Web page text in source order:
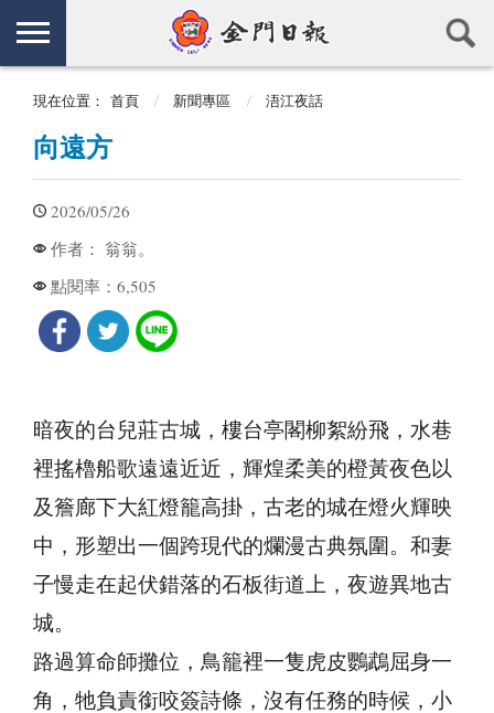
現在位置： 首頁 新聞專區 浯江夜話
向遠方
2026/05/26
作者： 翁翁。
點閱率： 6,505
暗夜的台兒莊古城，樓台亭閣柳絮紛飛，水巷
裡搖櫓船歌遠遠近近，輝煌柔美的橙黃夜色以
及簷廊下大紅燈籠高掛，古老的城在燈火輝映
中，形塑出一個跨現代的爛漫古典氛圍。和妻
子慢走在起伏錯落的石板街道上，夜遊異地古
城。
路過算命師攤位，鳥籠裡一隻虎皮鸚鵡屈身一
角，牠負責銜咬簽詩條，沒有任務的時候，小